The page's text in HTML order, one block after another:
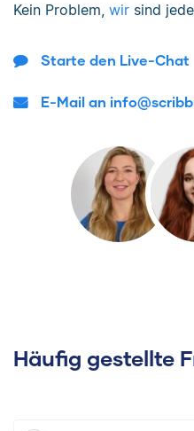
Kein Problem, wir sind
Starte den Live-Chat
E-Mail an
Häufig gestellte